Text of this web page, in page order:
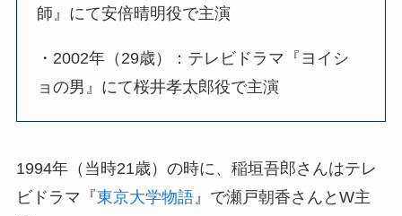
師』にて安倍晴明役で主演
・2002年（29歳）：テレビドラマ『ヨイシ
ョの男』にて桜井孝太郎役で主演
1994年（当時21歳）の時に、稲垣吾郎さんはテレ
ビドラマ『東京大学物語』で瀬戸朝香さんとW主